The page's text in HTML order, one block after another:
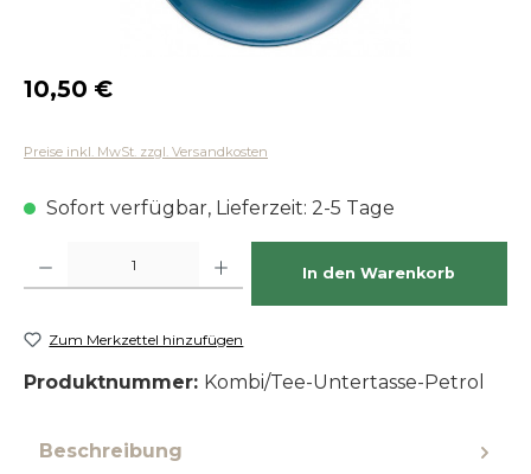
Regulärer Preis:
10,50 €
Preise inkl. MwSt. zzgl. Versandkosten
Sofort verfügbar, Lieferzeit: 2-5 Tage
In den Warenkorb
Zum Merkzettel hinzufügen
Produktnummer: Kombi/Tee-Untertasse-Petrol
Beschreibung